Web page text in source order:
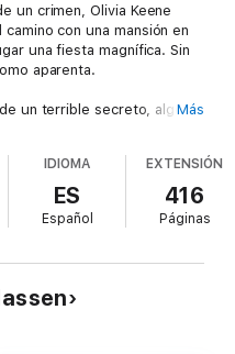
un crimen, Olivia Keene
con una mansión en
una fiesta magnífica. Sin
aparenta.
un terrible secreto, algo
noticias. Pero se
que el intruso no es
ella, con una grave herida en
su secreto, le ofrece
Bradley van saliendo a la
el oscuro pasado que
Más
IDIOMA
ES
Español
EXTENSIÓN
416
Páginas